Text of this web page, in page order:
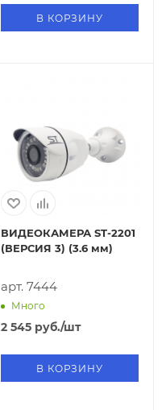
В КОРЗИНУ
ВИДЕОКАМЕРА ST-2201
(ВЕРСИЯ 3) (3.6 мм)
арт. 7444
Много
2 545 руб./шт
В КОРЗИНУ